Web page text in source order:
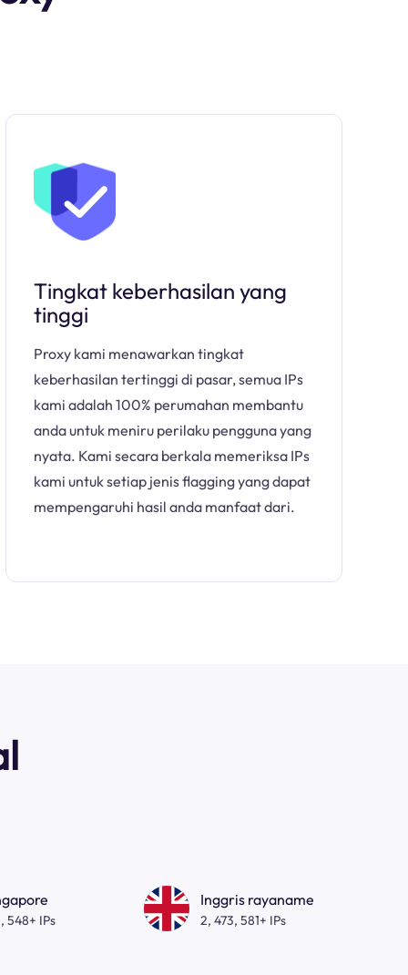
Tingkat keberhasilan yang
tinggi
Proxy kami menawarkan tingkat
keberhasilan tertinggi di pasar, semua IPs
kami adalah 100% perumahan membantu
anda untuk meniru perilaku pengguna yang
nyata. Kami secara berkala memeriksa IPs
kami untuk setiap jenis flagging yang dapat
mempengaruhi hasil anda manfaat dari.
548+ IPs
Inggris rayaname
2, 473, 581+ IPs